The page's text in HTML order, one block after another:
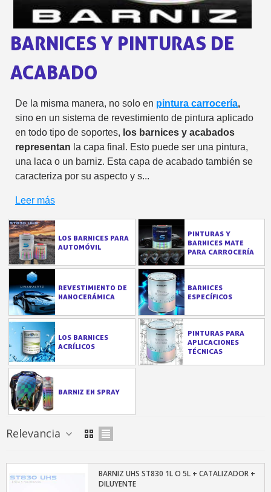
5 € de descuento
Suscríbete al
Obtenga su presupuesto
Comparte tus
Gana puntos de
Devuelve los
Suscríbete al
Obtenga su presupuesto
BARNICES Y PINTURAS DE
ACABADO
De la misma manera, no solo en pintura carrocería,
sino en un sistema de revestimiento de pintura aplicado
en todo tipo de soportes, los barnices y acabados
representan la capa final. Esto puede ser una pintura,
una laca o un barniz. Esta capa de acabado también se
caracteriza por su aspecto y s...
Leer más
LOS BARNICES PARA
AUTOMÓVIL
PINTURAS Y
BARNICES MATE
PARA CARROCERÍA
REVESTIMIENTO DE
NANOCERÁMICA
BARNICES
ESPECÍFICOS
LOS BARNICES
ACRÍLICOS
PINTURAS PARA
APLICACIONES
TÉCNICAS
BARNIZ EN SPRAY
Relevancia
BARNIZ UHS ST830 1L O 5L + CATALIZADOR +
DILUYENTE